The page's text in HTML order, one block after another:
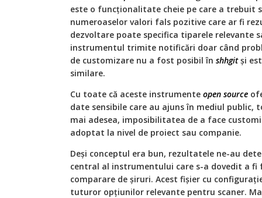
este o funcționalitate cheie pe care a trebuit
numeroaselor valori fals pozitive care ar fi
dezvoltare poate specifica tiparele relevante
instrumentul trimite notificări doar când
de customizare nu a fost posibil în shhgitși
similare.
Cu toate că aceste instrumente open source
date sensibile care au ajuns în mediul public,
mai adesea, imposibilitatea de a face
adoptat la nivel de proiect sau companie.
Deși conceptul era bun, rezultatele ne-au
central al instrumentului care s-a dovedit a fi
comparare de șiruri. Acest fișier cu
tuturor opțiunilor relevante pentru scaner.